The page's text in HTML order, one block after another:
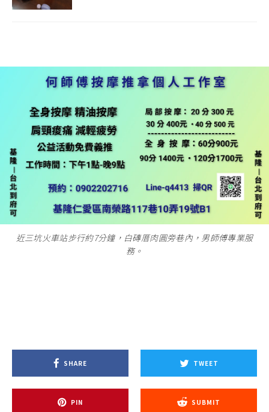
近三坑火車站步行約7分鐘，白磚厝肉圓旁巷內，男師傅專業服
務。
SHARE TWEET
PIN SUBMIT